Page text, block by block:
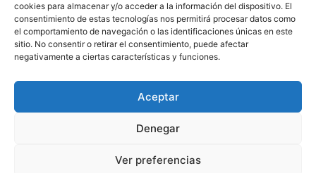
cookies para almacenar y/o acceder a la información del dispositivo. El
consentimiento de estas tecnologías nos permitirá procesar datos como
el comportamiento de navegación o las identificaciones únicas en este
sitio. No consentir o retirar el consentimiento, puede afectar
negativamente a ciertas características y funciones.
Aceptar
Denegar
Ver preferencias
CONTACTA CON NOSOTROS